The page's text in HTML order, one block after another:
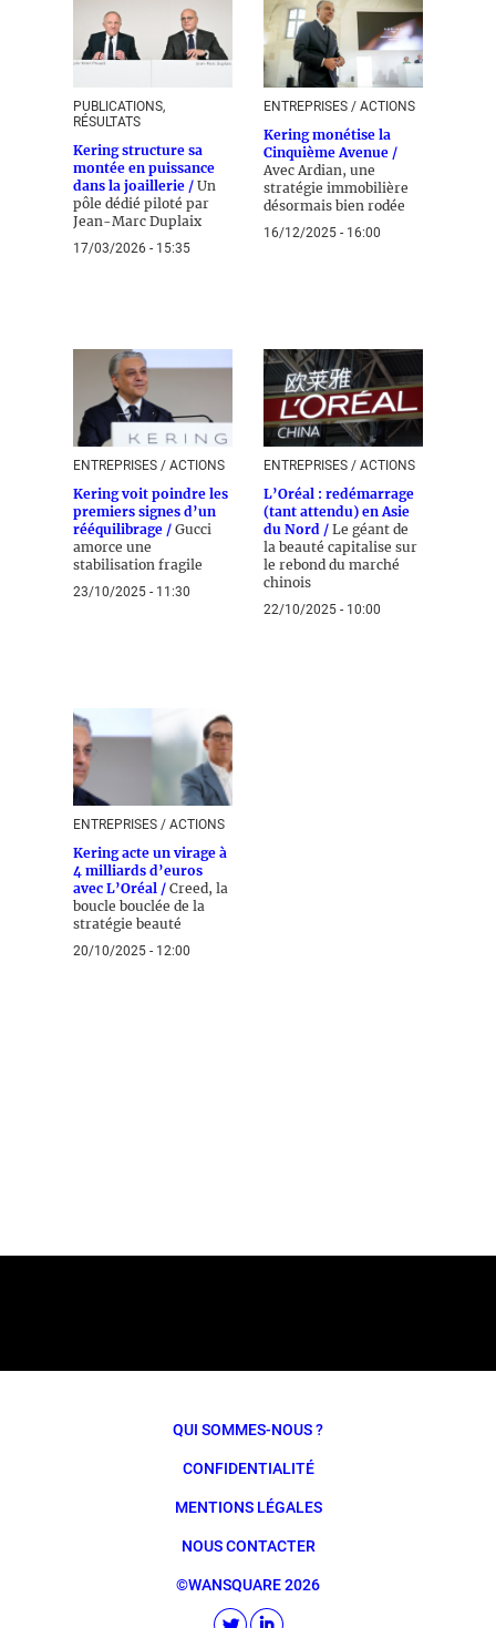
PUBLICATIONS,
RÉSULTATS
Kering structure sa
montée en puissance
dans la joaillerie / Un
pôle dédié piloté par
Jean-Marc Duplaix
17/03/2026 - 15:35
ENTREPRISES / ACTIONS
Kering monétise la
Cinquième Avenue /
Avec Ardian, une
stratégie immobilière
désormais bien rodée
16/12/2025 - 16:00
ENTREPRISES / ACTIONS
Kering voit poindre les
premiers signes d’un
rééquilibrage / Gucci
amorce une
stabilisation fragile
23/10/2025 - 11:30
ENTREPRISES / ACTIONS
L’Oréal : redémarrage
(tant attendu) en Asie
du Nord / Le géant de
la beauté capitalise sur
le rebond du marché
chinois
22/10/2025 - 10:00
ENTREPRISES / ACTIONS
Kering acte un virage à
4 milliards d’euros
avec L’Oréal / Creed, la
boucle bouclée de la
stratégie beauté
20/10/2025 - 12:00
QUI SOMMES-NOUS ?
CONFIDENTIALITÉ
MENTIONS LÉGALES
NOUS CONTACTER
©WANSQUARE 2026